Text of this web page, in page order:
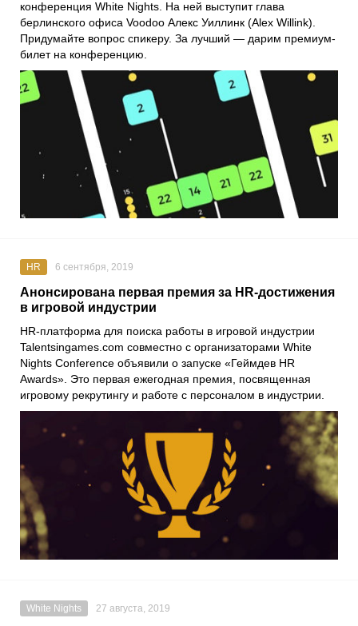
конференция White Nights . На ней выступит глава
берлинского офиса Voodoo Алекс Уиллинк (Alex Willink).
Придумайте вопрос спикеру. За лучший — дарим премиум-
билет на конференцию.
HR 6 сентября, 2019
Анонсирована первая премия за HR-достижения
в игровой индустрии
HR-платформа для поиска работы в игровой индустрии
Talentsingames.com совместно с организаторами White
Nights Conference объявили о запуске «Геймдев HR
Awards». Это первая ежегодная премия, посвященная
игровому рекрутингу и работе с персоналом в индустрии.
White Nights 27 августа, 2019